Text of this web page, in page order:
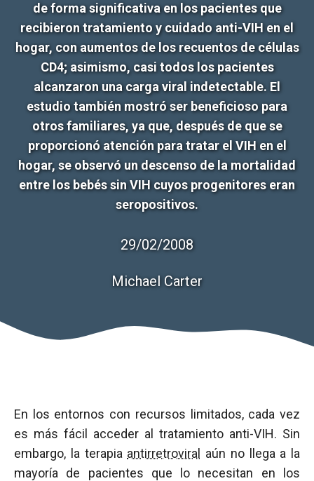
de forma significativa en los pacientes que
recibieron tratamiento y cuidado anti-VIH en el
hogar, con aumentos de los recuentos de células
CD4; asimismo, casi todos los pacientes
alcanzaron una carga viral indetectable. El
estudio también mostró ser beneficioso para
otros familiares, ya que, después de que se
proporcionó atención para tratar el VIH en el
hogar, se observó un descenso de la mortalidad
entre los bebés sin VIH cuyos progenitores eran
seropositivos.
29/02/2008
Michael Carter
En los entornos con recursos limitados, cada vez
es más fácil acceder al tratamiento anti-VIH. Sin
embargo, la terapia antirretroviral
aún no llega a la
mayoría de pacientes que lo necesitan en los